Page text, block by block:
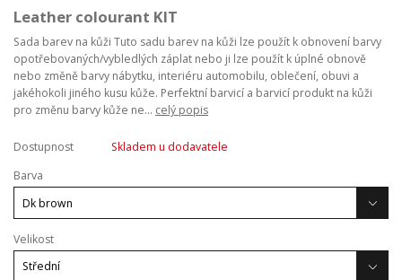
Leather colourant KIT
Sada barev na kůži Tuto sadu barev na kůži lze použít k obnovení barvy
opotřebovaných/vybledlých záplat nebo ji lze použít k úplné obnově
nebo změně barvy nábytku, interiéru automobilu, oblečení, obuvi a
jakéhokoli jiného kusu kůže. Perfektní barvicí a barvicí produkt na kůži
pro změnu barvy kůže ne... celý popis
Dostupnost
Skladem u dodavatele
Barva
Velikost